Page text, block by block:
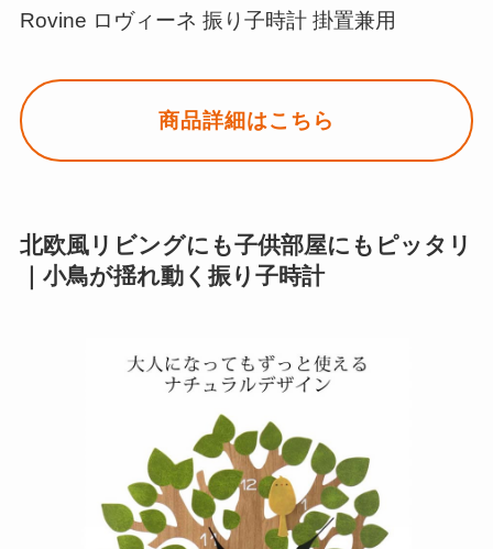
Rovine ロヴィーネ 振り子時計 掛置兼用
商品詳細はこちら
北欧風リビングにも子供部屋にもピッタリ
｜小鳥が揺れ動く振り子時計